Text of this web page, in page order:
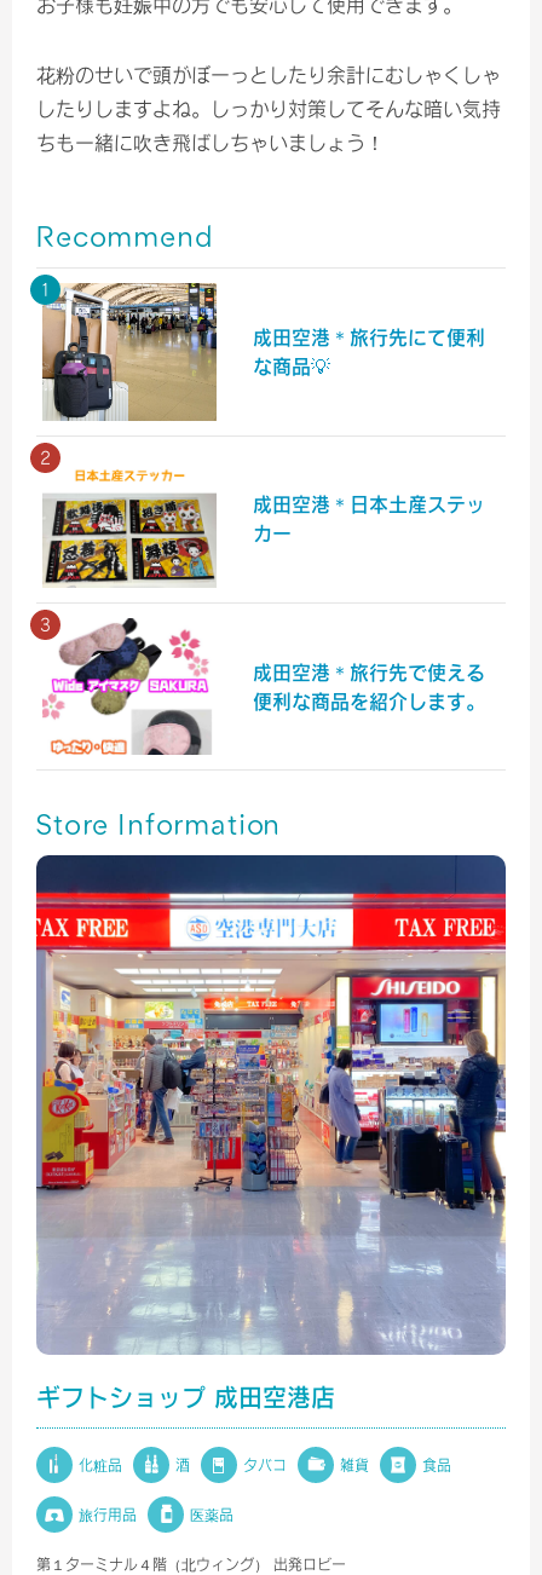
お子様も妊娠中の方でも安心して使用できます。
花粉のせいで頭がぼーっとしたり余計にむしゃくしゃ
したりしますよね。しっかり対策してそんな暗い気持
ちも一緒に吹き飛ばしちゃいましょう！
Recommend
成田空港＊旅行先にて便利
な商品💡
成田空港＊日本土産ステッ
カー
成田空港＊旅行先で使える
便利な商品を紹介します。
Store Information
ギフトショップ 成田空港店
化粧品 酒 タバコ 雑貨 食品
旅行用品 医薬品
第１ターミナル４階（北ウィング） 出発ロビー